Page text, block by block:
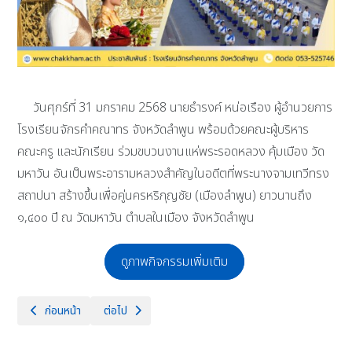
วันศุกร์ที่ 31 มกราคม 2568 นายธำรงค์ หน่อเรือง ผู้อำนวยการ
โรงเรียนจักรคำคณาทร จังหวัดลำพูน พร้อมด้วยคณะผู้บริหาร
คณะครู และนักเรียน ร่วมขบวนงานแห่พระรอดหลวง คุ้มเมือง วัด
มหาวัน อันเป็นพระอารามหลวงสำคัญในอดีตที่พระนางจามเทวีทรง
สถาปนา สร้างขึ้นเพื่อคู่นครหริภุญชัย (เมืองลำพูน) ยาวนานถึง
๑,๔๐๐ ปี ณ วัดมหาวัน ตำบลในเมือง จังหวัดลำพูน
ดูภาพกิจกรรมเพิ่มเติม
เนื้อหาก่อนหน้า: ร่วมเป็นกำลังใจ ให้กับเยาวชนต้นแบบเก่งและดี TO
ก่อนหน้า เนื้อหาถัดไป: วันศุกร์ที่ 31 ธันวาคม 2568 แผนการเรียน
ต่อไป